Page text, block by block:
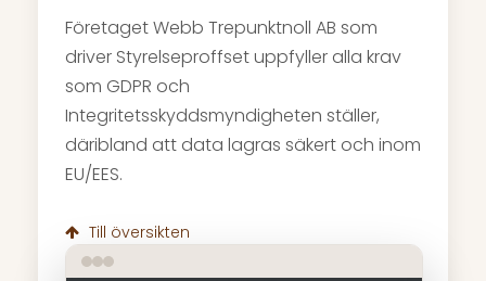
Företaget Webb Trepunktnoll AB som
driver Styrelseproffset uppfyller alla krav
som GDPR och
Integritetsskyddsmyndigheten ställer,
däribland att data lagras säkert och inom
EU/EES.
Till översikten